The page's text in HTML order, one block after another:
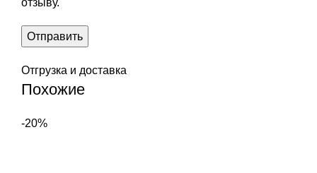
Отгрузка и доставка
Похожие
-20%